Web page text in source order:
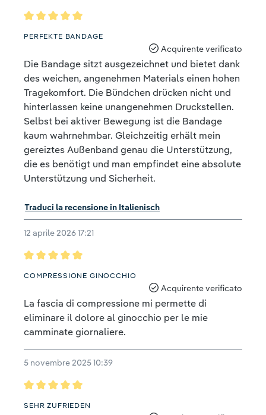
Recensione con valutazione di 5 su 5 stelle
PERFEKTE BANDAGE
Acquirente verificato
Die Bandage sitzt ausgezeichnet und bietet dank
des weichen, angenehmen Materials einen hohen
Tragekomfort. Die Bündchen drücken nicht und
hinterlassen keine unangenehmen Druckstellen.
Selbst bei aktiver Bewegung ist die Bandage
kaum wahrnehmbar. Gleichzeitig erhält mein
gereiztes Außenband genau die Unterstützung,
die es benötigt und man empfindet eine absolute
Unterstützung und Sicherheit.
Traduci la recensione in Italienisch
12 aprile 2026 17:21
Recensione con valutazione di 5 su 5 stelle
COMPRESSIONE GINOCCHIO
Acquirente verificato
La fascia di compressione mi permette di
eliminare il dolore al ginocchio per le mie
camminate giornaliere.
5 novembre 2025 10:39
Recensione con valutazione di 5 su 5 stelle
SEHR ZUFRIEDEN